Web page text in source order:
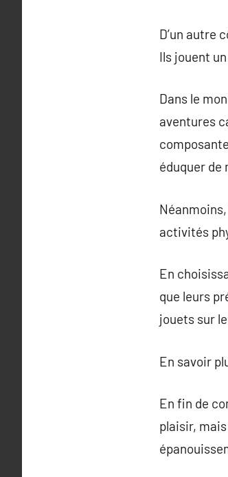
D’un autre
Ils jouent
Dans le
aventures
éduquer de
activités
En
que leurs
jouets sur
En savoir
En fin de
plaisir,